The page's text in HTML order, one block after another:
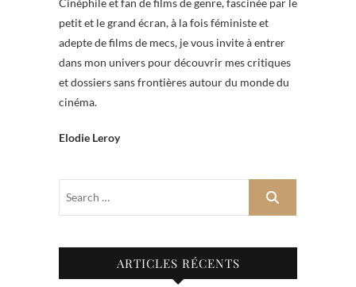
petit et le grand écran, à la fois féministe et
adepte de films de mecs, je vous invite à entrer
dans mon univers pour découvrir mes critiques
et dossiers sans frontières autour du monde du
cinéma.
Elodie Leroy
ARTICLES RÉCENTS